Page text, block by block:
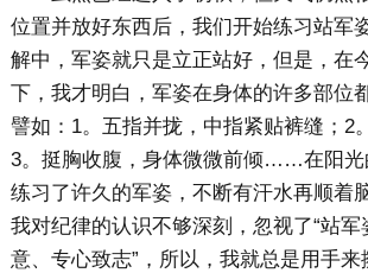
位置并放好东西后，我们开始练习站军
解中，军姿就只是立正站好，但是，在
下，我才明白，军姿在身体的许多部位
譬如：1。五指并拢，中指紧贴裤缝；2
3。挺胸收腹，身体微微前倾……在阳光
练习了许久的军姿，不断有汗水再顺着
我对纪律的认识不够深刻，忽视了“站军
意、专心致志”，所以，我就总是用手